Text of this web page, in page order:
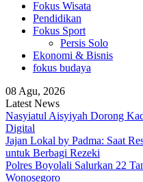
Fokus Wisata
Pendidikan
Fokus Sport
Persis Solo
Ekonomi & Bisnis
fokus budaya
08 Agu, 2026
Latest News
Nasyiatul Aisyiyah Dorong
Digital
Jajan Lokal by Padma: Saat
untuk Berbagi Rezeki
Polres Boyolali Salurkan 22
Wonosegoro